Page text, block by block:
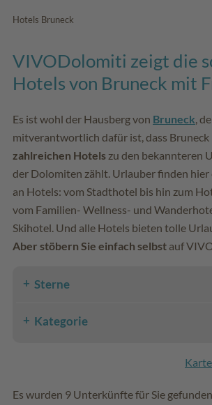
Hotels Bruneck
VIVODolomiti zeigt die
Hotels von Bruneck mit
Es ist wohl der Hausberg von Bruneck ,
mitverantwortlich dafür ist, dass Bruneck
zahlreichen Hotels zu den bekannteren
der Dolomiten zählt. Urlauber finden
an Hotels: vom Stadthotel bis hin zum
vom Familien- Wellness- und
Skihotel. Und alle Hotels bieten tolle
Aber stöbern Sie einfach selbst auf
Sterne
Kategorie
Es wurden 9 Unterkünfte für Sie gefunden.